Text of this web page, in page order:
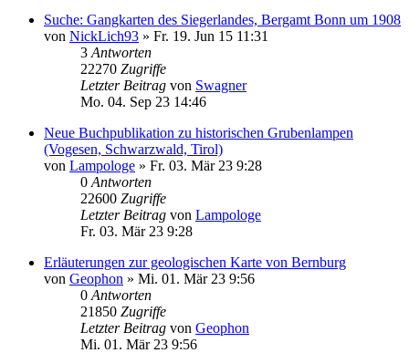
Suche: Gangkarten des Siegerlandes, Bergamt Bonn um 1908
von NickLich93 » Fr. 19. Jun 15 11:31
3 Antworten
22270 Zugriffe
Letzter Beitrag von Swagner
Mo. 04. Sep 23 14:46
Neue Buchpublikation zu historischen Grubenlampen
(Vogesen, Schwarzwald, Tirol)
von Lampologe » Fr. 03. Mär 23 9:28
0 Antworten
22600 Zugriffe
Letzter Beitrag von Lampologe
Fr. 03. Mär 23 9:28
Erläuterungen zur geologischen Karte von Bernburg
von Geophon » Mi. 01. Mär 23 9:56
0 Antworten
21850 Zugriffe
Letzter Beitrag von Geophon
Mi. 01. Mär 23 9:56